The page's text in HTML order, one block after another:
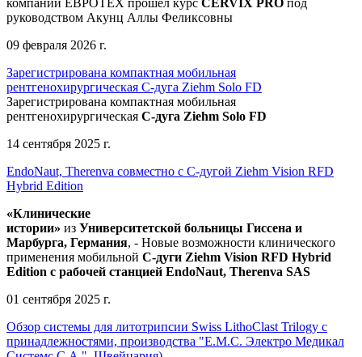
руководством Акунц Аллы Феликсовны
09 февраля 2026 г.
Зарегистрирована компактная мобильная
рентгенохирургическая С-дуга Ziehm Solo FD
Зарегистрирована компактная мобильная
рентгенохирургическая С-дуга Ziehm Solo FD
14 сентября 2025 г.
EndoNaut, Therenva совместно с С-дугой Ziehm Vision RFD
Hybrid Edition
«Клинические
истории» из Университетской больницы Гиссена и
Марбурга, Германия, - Новые возможности клинического
применения мобильной С-дуги Ziehm Vision RFD Hybrid
Edition с рабочей станцией EndoNaut, Therenva SAS
01 сентября 2025 г.
Обзор системы для литотрипсии Swiss LithoClast Trilogy с
принадлежностями, производства "Е.М.С. Электро Медикал